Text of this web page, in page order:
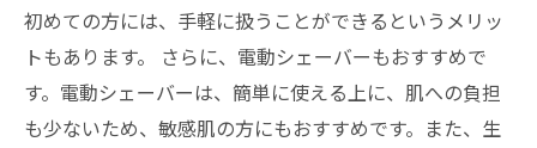
初めての方には、手軽に扱うことができるというメリッ
トもあります。 さらに、電動シェーバーもおすすめで
す。電動シェーバーは、簡単に使える上に、肌への負担
も少ないため、敏感肌の方にもおすすめです。また、生